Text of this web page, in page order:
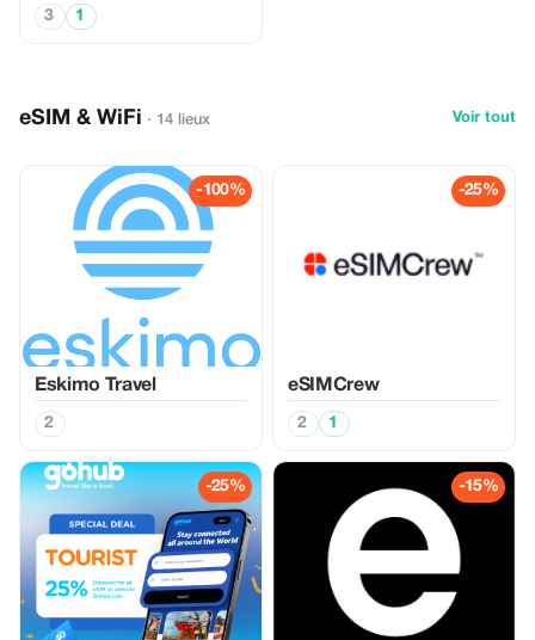
3 1
eSIM & WiFi · 14 lieux Voir tout
-100%
Eskimo Travel
2
-25%
eSIMCrew
2 1
-25% -15%